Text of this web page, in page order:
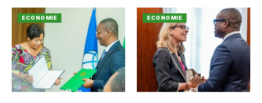
ECONOMIE ECONOMIE